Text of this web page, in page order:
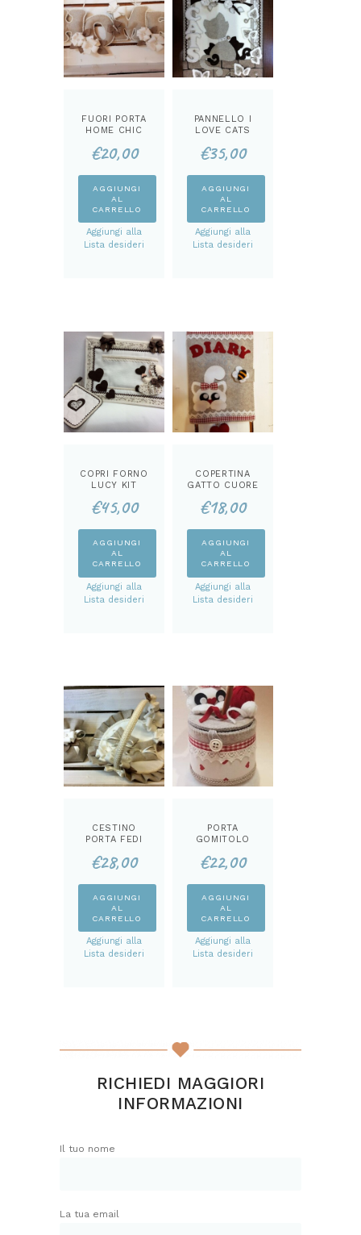
nella
pagina
del
prodotto
FUORI PORTA
HOME CHIC
€20,00
AGGIUNGI
AL
CARRELLO
Aggiungi alla
Lista desideri
PANNELLO I
LOVE CATS
€35,00
AGGIUNGI
AL
CARRELLO
Aggiungi alla
Lista desideri
COPRI FORNO
LUCY KIT
€45,00
AGGIUNGI
AL
CARRELLO
Aggiungi alla
Lista desideri
COPERTINA
GATTO CUORE
€18,00
AGGIUNGI
AL
CARRELLO
Aggiungi alla
Lista desideri
CESTINO
PORTA FEDI
€28,00
AGGIUNGI
AL
CARRELLO
Aggiungi alla
Lista desideri
PORTA
GOMITOLO
€22,00
AGGIUNGI
AL
CARRELLO
Aggiungi alla
Lista desideri
RICHIEDI MAGGIORI
INFORMAZIONI
Il tuo nome
La tua email